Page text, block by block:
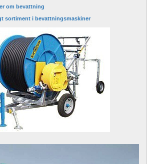
om bevattning
sortiment i bevattningsmaskiner